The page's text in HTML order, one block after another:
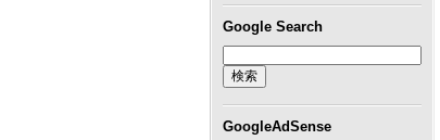
Google Search
GoogleAdSense